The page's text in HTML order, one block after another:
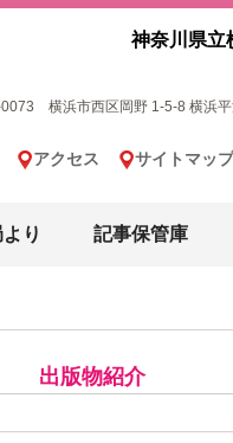
神奈川県立
横浜市西区岡野 1-5-8 横浜
アクセス サイトマップ
り 記事保管庫
出版物紹介